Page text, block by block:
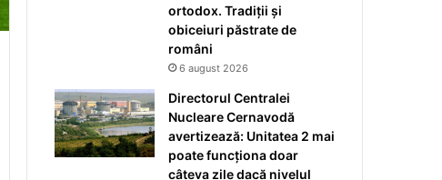
ortodox. Tradiții și
obiceiuri păstrate de
români
6 august 2026
Directorul Centralei
Nucleare Cernavodă
avertizează: Unitatea 2 mai
poate funcționa doar
câteva zile dacă nivelul